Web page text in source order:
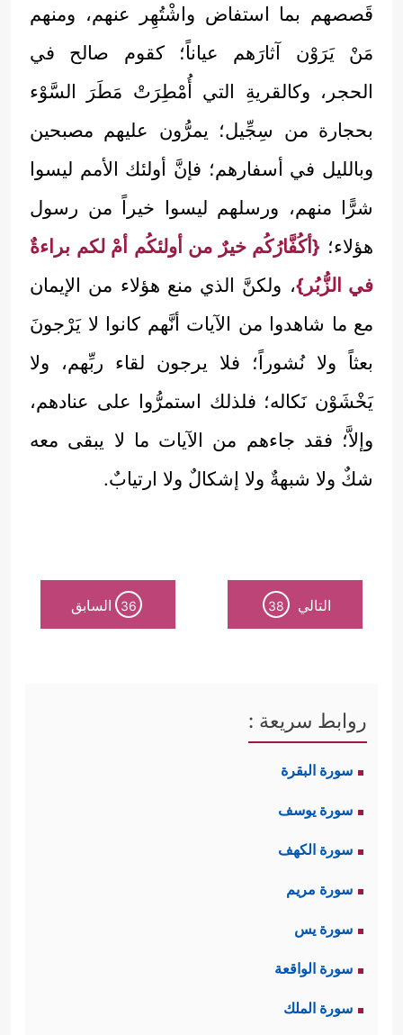
قَصصهم بما استفاض واشْتُهِر عنهم، ومنهم
مَنْ يَرَوْن آثارَهم عياناً؛ كقوم صالح في
الحجر، وكالقريةِ التي أُمْطِرَتْ مَطَرَ السَّوْء
بحجارة من سِجِّيل؛ يمرُّون عليهم مصبحين
وبالليل في أسفارهم؛ فإنَّ أولئك الأمم ليسوا
شرًّا منهم، ورسلهم ليسوا خيراً من رسول
هؤلاء؛ {أكُفَّارُكُم خيرٌ من أولئكُم أمْ لكم براءةٌ
في الزُّبُر}، ولكنَّ الذي منع هؤلاء من الإيمان
مع ما شاهدوا من الآيات أنَّهم كانوا لا يَرْجونَ
بعثاً ولا نُشوراً؛ فلا يرجون لقاء ربِّهم، ولا
يَخْشَوْن نَكاله؛ فلذلك استمرُّوا على عنادهم،
وإلاَّ؛ فقد جاءهم من الآيات ما لا يبقى معه
شكٌ ولا شبهةٌ ولا إشكالٌ ولا ارتيابٌ.
التالي 38
36 السابق
روابط سريعة :
سورة البقرة
سورة يوسف
سورة الكهف
سورة مريم
سورة يس
سورة الواقعة
سورة الملك